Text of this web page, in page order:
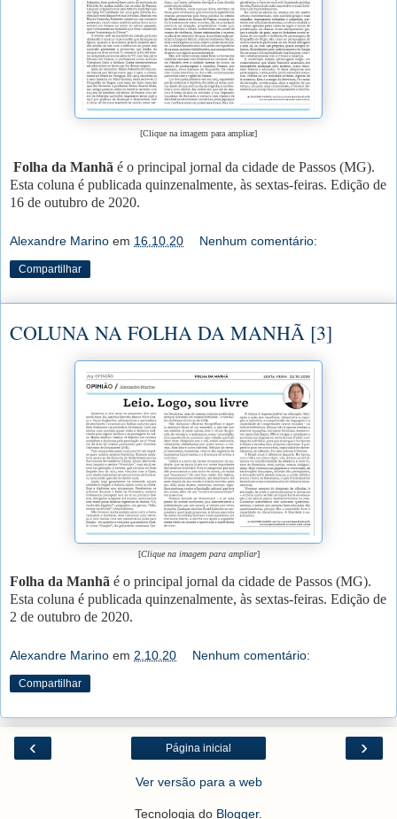
[Clique na imagem para ampliar]
Folha da Manhã é o principal jornal da cidade de Passos (MG).
Esta coluna é publicada quinzenalmente, às sextas-feiras. Edição de
16 de outubro de 2020.
Alexandre Marino em 16.10.20 Nenhum comentário:
Compartilhar
COLUNA NA FOLHA DA MANHÃ [3]
[Clique na imagem para ampliar]
Folha da Manhã é o principal jornal da cidade de Passos (MG).
Esta coluna é publicada quinzenalmente, às sextas-feiras. Edição de
2 de outubro de 2020.
Alexandre Marino em 2.10.20 Nenhum comentário:
Compartilhar
‹ ›
Página inicial
Ver versão para a web
Tecnologia do Blogger.